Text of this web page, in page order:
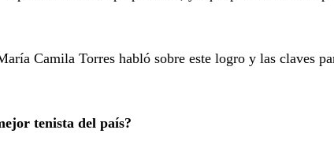
Camila Torres habló sobre este logro y las claves
tenista del país?